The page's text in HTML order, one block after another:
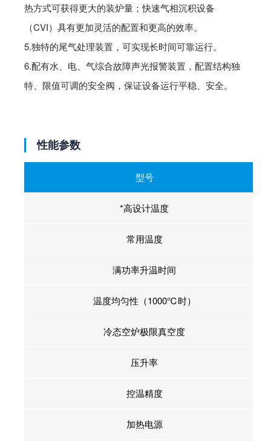
热方式可获得更大的装炉量；快速气相沉积设备
（CVI）具有更加灵活的配置和更高的效率。
5.独特的尾气处理装置，可实现长时间可靠运行。
6.配有水、电、气综合故障声光报警装置，配置结构独
特、限值可调的安全阀，保证设备运行平稳、安全。
性能参数
型号
*高设计温度
常用温度
满功率升温时间
温度均匀性（1000℃时）
冷态空炉极限真空度
压升率
控温精度
加热电源